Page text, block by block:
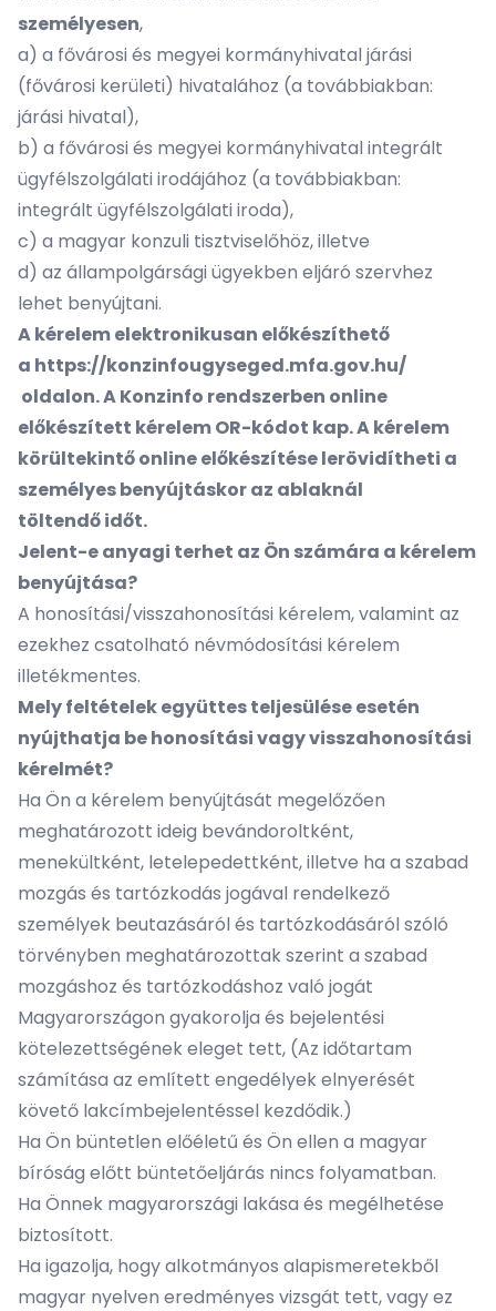
személyesen,
a) a fővárosi és megyei kormányhivatal járási
(fővárosi kerületi) hivatalához (a továbbiakban:
járási hivatal),
b) a fővárosi és megyei kormányhivatal integrált
ügyfélszolgálati irodájához (a továbbiakban:
integrált ügyfélszolgálati iroda),
c) a magyar konzuli tisztviselőhöz, illetve
d) az állampolgársági ügyekben eljáró szervhez
lehet benyújtani.
A kérelem elektronikusan előkészíthető
a https://konzinfougyseged.mfa.gov.hu/
oldalon. A Konzinfo rendszerben online
előkészített kérelem OR-kódot kap. A kérelem
körültekintő online előkészítése lerövidítheti a
személyes benyújtáskor az ablaknál
töltendő időt.
Jelent-e anyagi terhet az Ön számára a kérelem
benyújtása?
A honosítási/visszahonosítási kérelem, valamint az
ezekhez csatolható névmódosítási kérelem
illetékmentes.
Mely feltételek együttes teljesülése esetén
nyújthatja be honosítási vagy visszahonosítási
kérelmét?
Ha Ön a kérelem benyújtását megelőzően
meghatározott ideig bevándoroltként,
menekültként, letelepedettként, illetve ha a szabad
mozgás és tartózkodás jogával rendelkező
személyek beutazásáról és tartózkodásáról szóló
törvényben meghatározottak szerint a szabad
mozgáshoz és tartózkodáshoz való jogát
Magyarországon gyakorolja és bejelentési
kötelezettségének eleget tett, (Az időtartam
számítása az említett engedélyek elnyerését
követő lakcímbejelentéssel kezdődik.)
Ha Ön büntetlen előéletű és Ön ellen a magyar
bíróság előtt büntetőeljárás nincs folyamatban.
Ha Önnek magyarországi lakása és megélhetése
biztosított.
Ha igazolja, hogy alkotmányos alapismeretekből
magyar nyelven eredményes vizsgát tett, vagy ez